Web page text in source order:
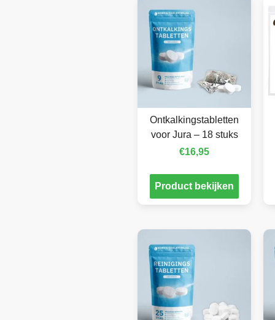
Ontkalkingstabletten
voor Jura – 18 stuks
€16,95
Product bekijken